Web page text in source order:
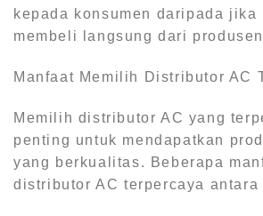
kepada konsumen daripada jika
membeli langsung dari
Manfaat Memilih Distributor AC
Memilih distributor AC yang
penting untuk mendapatkan
yang berkualitas. Beberapa
distributor AC terpercaya antara